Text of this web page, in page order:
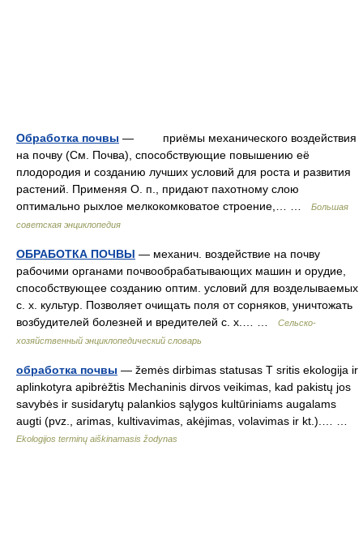
Обработка почвы — приёмы механического воздействия
на почву (См. Почва), способствующие повышению её
плодородия и созданию лучших условий для роста и развития
растений. Применяя О. п., придают пахотному слою
оптимально рыхлое мелкокомковатое строение,… …
Большая
советская энциклопедия
ОБРАБОТКА ПОЧВЫ — механич. воздействие на почву
рабочими органами почвообрабатывающих машин и орудие,
способствующее созданию оптим. условий для возделываемых
с. х. культур. Позволяет очищать поля от сорняков, уничтожать
возбудителей болезней и вредителей с. х.… …
Сельско-
хозяйственный энциклопедический словарь
обработка почвы — žemės dirbimas statusas T sritis ekologija ir
aplinkotyra apibrėžtis Mechaninis dirvos veikimas, kad pakistų jos
savybės ir susidarytų palankios sąlygos kultūriniams augalams
augti (pvz., arimas, kultivavimas, akėjimas, volavimas ir kt.).… …
Ekologijos terminų aiškinamasis žodynas